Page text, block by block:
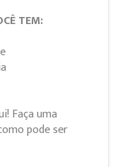
TEM:
Faça uma
pode ser